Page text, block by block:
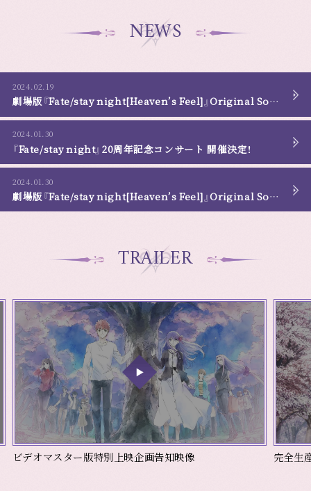
NEWS
2024.02.19
劇場版『Fate/stay night[Heaven’s Feel]』Original Soundtrack トラックリスト公開！
2024.01.30
『Fate/stay night』20周年記念コンサート 開催決定！
2024.01.30
劇場版『Fate/stay night[Heaven’s Feel]』Original Soundtrack 発売決定！
TRAILER
ビデオマスター版特別上映企画告知映像 完全生